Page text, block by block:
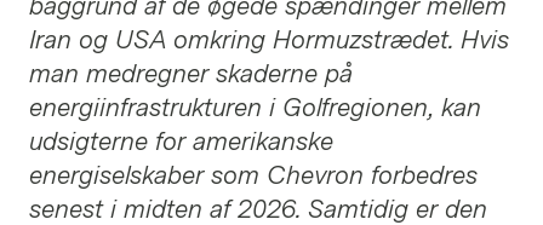
baggrund af de øgede spændinger mellem
Iran og USA omkring Hormuzstrædet. Hvis
man medregner skaderne på
energiinfrastrukturen i Golfregionen, kan
udsigterne for amerikanske
energiselskaber som Chevron forbedres
senest i midten af 2026. Samtidig er den